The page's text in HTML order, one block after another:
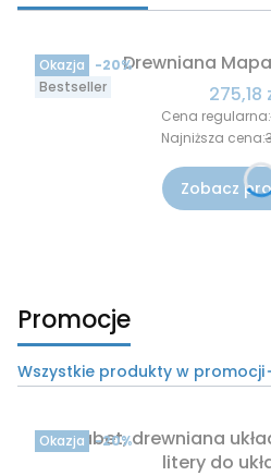
Okazja
Bestseller
Drewniana
Cena
275,18
Cena regularna:
-20%
Najniższa cena:
Zobacz
Promocje
Wszystkie produkty w promocji
Okazja
Alfabet, drewniana
litery do
-20%